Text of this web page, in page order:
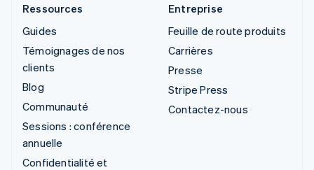
Ressources
Guides
Témoignages de nos
clients
Blog
Communauté
Sessions : conférence
annuelle
Confidentialité et
Entreprise
Feuille de route produits
Carrières
Presse
Stripe Press
Contactez-nous